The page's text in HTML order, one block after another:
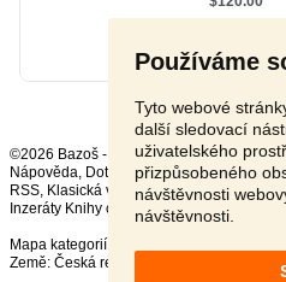
Používáme
Tyto webové
další sledovací
uživatelského
přizpůsobeného
návštěvnosti
návštěvnosti.
©2026 Bazoš -
Inzerce, Bazar
Nápověda, Dotazy ,Hodnocení,Kontakt,
RSS,
Inzeráty Knihy celkem:
37551 , za 24 hodin:
Mapa kategorií
Země: Česká republika